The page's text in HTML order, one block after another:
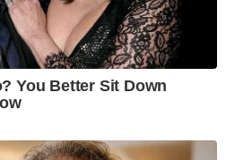
You Better Sit Down